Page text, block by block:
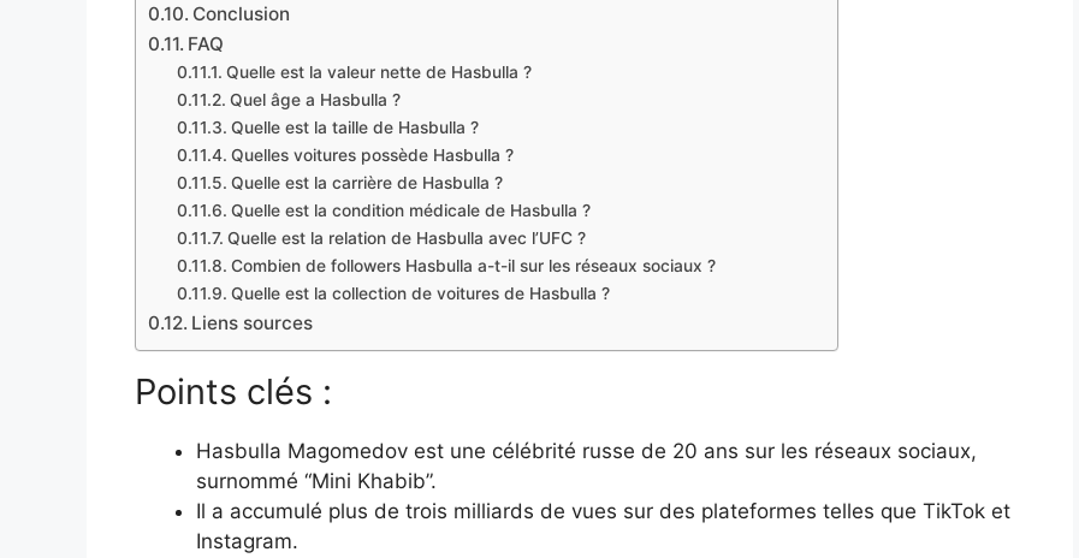
Conclusion
FAQ
Quelle est la valeur nette de Hasbulla ?
Quel âge a Hasbulla ?
Quelle est la taille de Hasbulla ?
Quelles voitures possède Hasbulla ?
Quelle est la carrière de Hasbulla ?
Quelle est la condition médicale de Hasbulla ?
Quelle est la relation de Hasbulla avec l’UFC ?
Combien de followers Hasbulla a-t-il sur les réseaux sociaux ?
Quelle est la collection de voitures de Hasbulla ?
Liens sources
Points clés :
Hasbulla Magomedov est une célébrité russe de 20 ans sur les réseaux sociaux,
surnommé “Mini Khabib”.
Il a accumulé plus de trois milliards de vues sur des plateformes telles que TikTok et
Instagram.